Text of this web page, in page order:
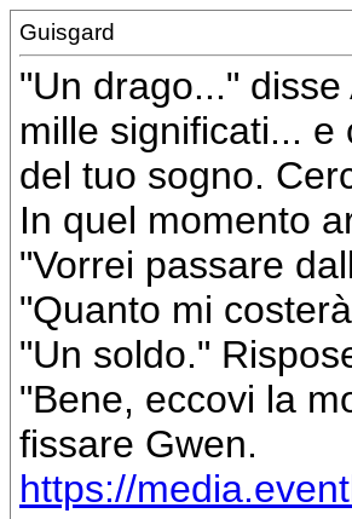
Guisgard
"Un drago..."
mille significati...
del tuo sogno.
In quel momento
"Vorrei passare
"Quanto mi
"Un soldo."
"Bene, eccovi la
fissare Gwen.
https://